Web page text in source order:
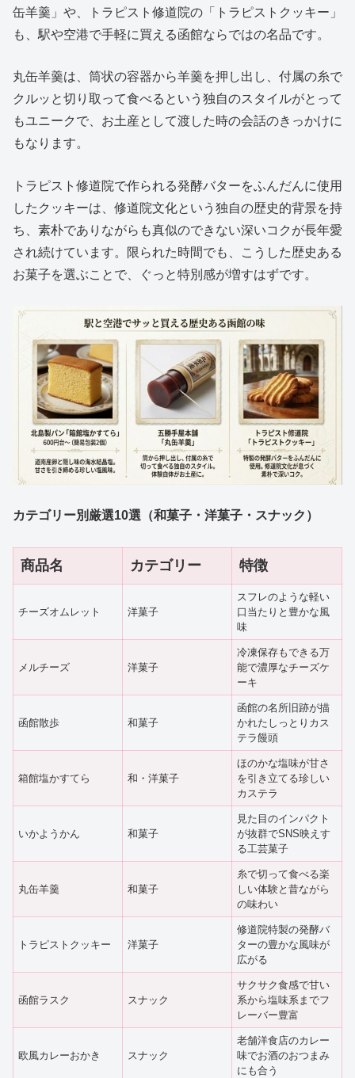
缶羊羹」や、トラピスト修道院の「トラピストクッキー」
も、駅や空港で手軽に買える函館ならではの名品です。
丸缶羊羹は、筒状の容器から羊羹を押し出し、付属の糸で
クルッと切り取って食べるという独自のスタイルがとって
もユニークで、お土産として渡した時の会話のきっかけに
もなります。
トラピスト修道院で作られる発酵バターをふんだんに使用
したクッキーは、修道院文化という独自の歴史的背景を持
ち、素朴でありながらも真似のできない深いコクが長年愛
され続けています。限られた時間でも、こうした歴史ある
お菓子を選ぶことで、ぐっと特別感が増すはずです。
カテゴリー別厳選10選（和菓子・洋菓子・スナック）
商品名 カテゴリー 特徴
チーズオムレット 洋菓子
スフレのような軽い
口当たりと豊かな風
味
メルチーズ 洋菓子
冷凍保存もできる万
能で濃厚なチーズケ
ーキ
函館散歩 和菓子
函館の名所旧跡が描
かれたしっとりカス
テラ饅頭
箱館塩かすてら 和・洋菓子
ほのかな塩味が甘さ
を引き立てる珍しい
カステラ
いかようかん 和菓子
見た目のインパクト
が抜群でSNS映えす
る工芸菓子
丸缶羊羹 和菓子
糸で切って食べる楽
しい体験と昔ながら
の味わい
トラピストクッキー 洋菓子
修道院特製の発酵バ
ターの豊かな風味が
広がる
函館ラスク スナック
サクサク食感で甘い
系から塩味系までフ
レーバー豊富
欧風カレーおかき スナック
老舗洋食店のカレー
味でお酒のおつまみ
にも合う